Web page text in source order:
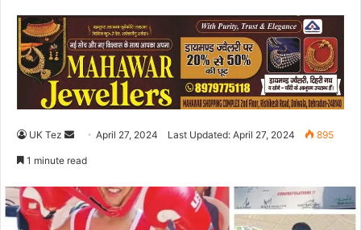
UK Tez
d
a
April 27, 2024 Last Updated: April 27, 2024 895
1 minute read